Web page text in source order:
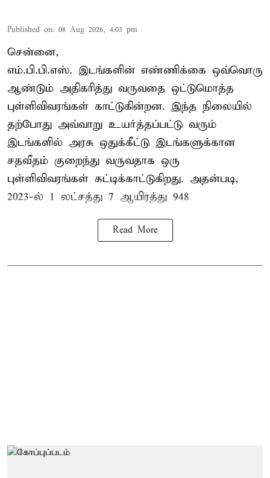
Published on: 08 Aug 2026, 4:03 pm
சென்னை,
எம்.பி.பி.எஸ். இடங்களின் எண்ணிக்கை ஒவ்வொரு
ஆண்டும் அதிகரித்து வருவதை ஒட்டுமொத்த
புள்ளிவிவரங்கள் காட்டுகின்றன. இந்த நிலையில்
தற்போது அவ்வாறு உயர்த்தப்பட்டு வரும்
இடங்களில் அரசு ஒதுக்கீட்டு இடங்களுக்கான
சதவீதம் குறைந்து வருவதாக ஒரு
புள்ளிவிவரங்கள் சுட்டிக்காட்டுகிறது. அதன்படி,
2023-ல் 1 லட்சத்து 7 ஆயிரத்து 948
Read More